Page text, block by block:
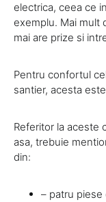
electrica, ceea ce
exemplu. Mai mult
mai are prize si
Pentru confortul
santier, acesta
Referitor la aceste
asa, trebuie
din:
– patru